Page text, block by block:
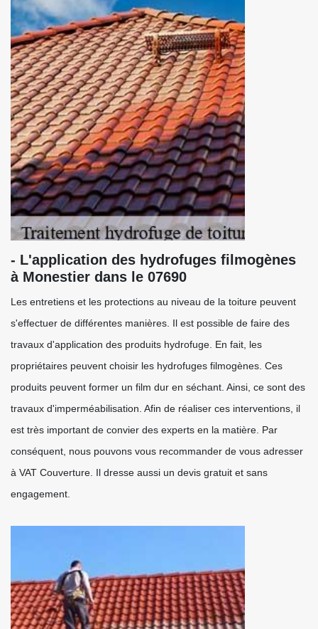
- L'application des hydrofuges filmogènes
à Monestier dans le 07690
Les entretiens et les protections au niveau de la toiture peuvent
s'effectuer de différentes manières. Il est possible de faire des
travaux d'application des produits hydrofuge. En fait, les
propriétaires peuvent choisir les hydrofuges filmogènes. Ces
produits peuvent former un film dur en séchant. Ainsi, ce sont des
travaux d'imperméabilisation. Afin de réaliser ces interventions, il
est très important de convier des experts en la matière. Par
conséquent, nous pouvons vous recommander de vous adresser
à VAT Couverture. Il dresse aussi un devis gratuit et sans
engagement.